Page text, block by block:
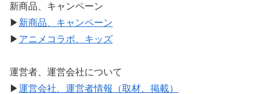
新商品、キャンペーン
▶ 新商品、キャンペーン
▶ アニメコラボ、キッズ
運営者、運営会社について
▶運営会社、運営者情報（取材、掲載）